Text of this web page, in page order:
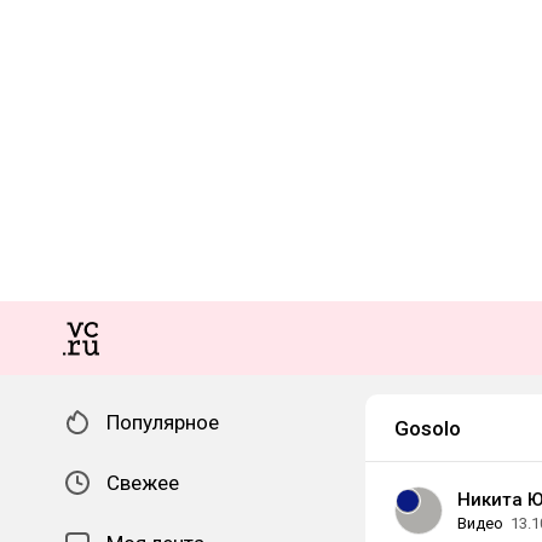
Популярное
Свежее
Gosolo
Никита
Видео